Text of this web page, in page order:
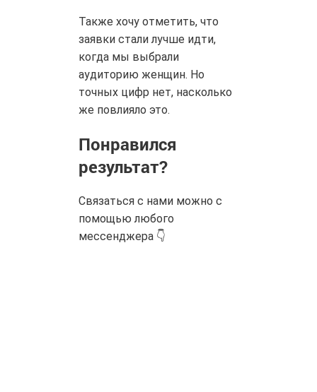
Также хочу отметить, что
заявки стали лучше идти,
когда мы выбрали
аудиторию женщин. Но
точных цифр нет, насколько
же повлияло это.
Понравился
результат?
Связаться с нами можно с
помощью любого
мессенджера 👇